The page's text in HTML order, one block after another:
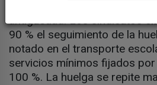
antigüedad. Los sindicatos
90 % el seguimiento de la
notado en el transporte
servicios mínimos fijados por
100 %. La huelga se repite